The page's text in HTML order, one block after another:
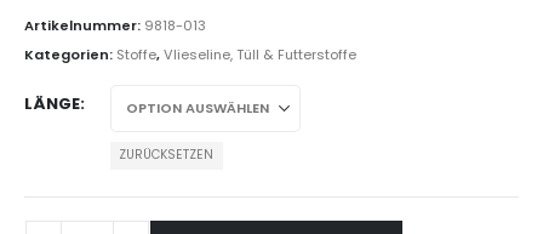
Artikelnummer: 9818-013
Kategorien: Stoffe,Vlieseline, Tüll & Futterstoffe
LÄNGE
ZURÜCKSETZEN